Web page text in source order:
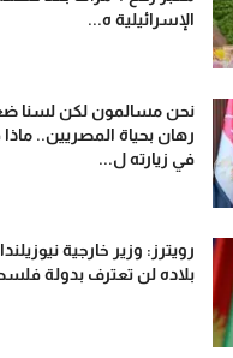
الإسرائيلية ه...
نحن مسالمون لكن لسنا
رهان بحياة المصريين..
في زيارته ل...
رويترز: وزير خارجية
بلاده لن تعترف بدولة